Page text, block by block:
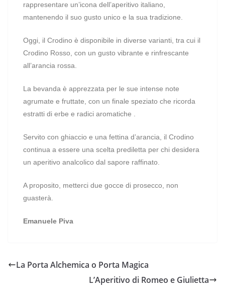
rappresentare un’icona dell’aperitivo italiano,
mantenendo il suo gusto unico e la sua tradizione.
Oggi, il Crodino è disponibile in diverse varianti, tra cui il
Crodino Rosso, con un gusto vibrante e rinfrescante
all’arancia rossa.
La bevanda è apprezzata per le sue intense note
agrumate e fruttate, con un finale speziato che ricorda
estratti di erbe e radici aromatiche .
Servito con ghiaccio e una fettina d’arancia, il Crodino
continua a essere una scelta prediletta per chi desidera
un aperitivo analcolico dal sapore raffinato.
A proposito, metterci due gocce di prosecco, non
guasterà.
Emanuele Piva
La Porta Alchemica o Porta Magica
L’Aperitivo di Romeo e Giulietta